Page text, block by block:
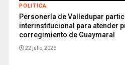
POLITICA
Personería de Valledupar
interinstitucional para atender
corregimiento de Guaymaral
22 julio, 2026